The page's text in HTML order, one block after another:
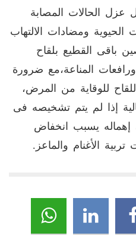
عزل الحالات المصابة
الحيوية ومضادات الالتهاب
باقى القطيع بلقاح
المناعة،مع ضرورة
للوقاية من المرض،
إذا لم يتم تشخيصه فى
إهماله يسبب انخفاض
تربية الأغنام والماعز.